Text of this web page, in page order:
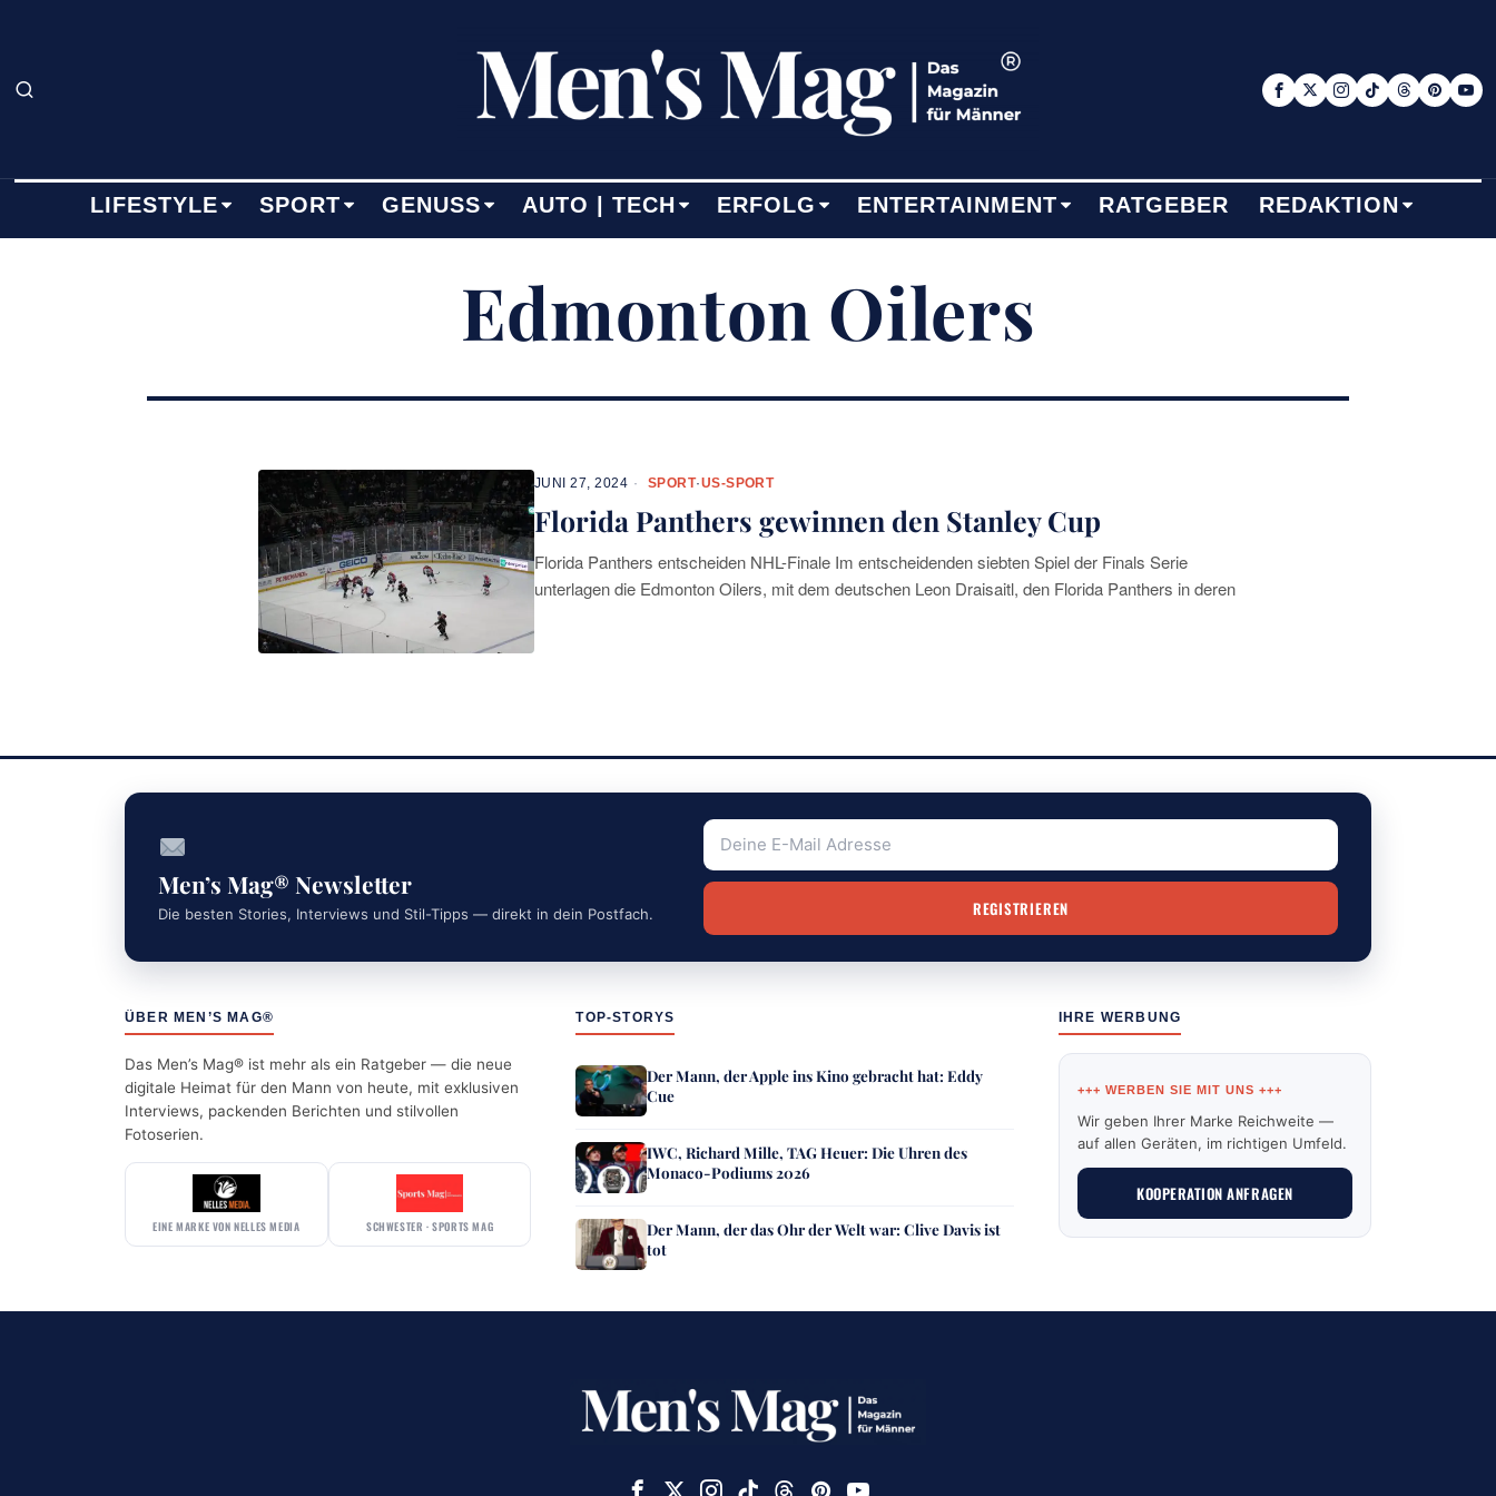
LIFESTYLE SPORT GENUSS AUTO | TECH ERFOLG ENTERTAINMENT RATGEBER REDAKTION
Edmonton Oilers
Florida Panthers gewinnen den Stanley Cup
JUNI 27, 2024 SPORT·US-SPORT
Florida Panthers entscheiden NHL-Finale Im entscheidenden siebten Spiel der Finals Serie
unterlagen die Edmonton Oilers, mit dem deutschen Leon Draisaitl, den Florida Panthers in deren
Men’s Mag® Newsletter
Die besten Stories, Interviews und Stil-Tipps — direkt in dein Postfach.
ÜBER MEN’S MAG®
Das Men’s Mag® ist mehr als ein Ratgeber — die neue
digitale Heimat für den Mann von heute, mit exklusiven
Interviews, packenden Berichten und stilvollen
Fotoserien.
EINE MARKE VON NELLES MEDIA SCHWESTER · SPORTS MAG
TOP-STORYS
Der Mann, der Apple ins Kino gebracht hat: Eddy
Cue
IWC, Richard Mille, TAG Heuer: Die Uhren des
Monaco-Podiums 2026
Der Mann, der das Ohr der Welt war: Clive Davis ist
tot
IHRE WERBUNG
+++ WERBEN SIE MIT UNS +++
Wir geben Ihrer Marke Reichweite —
auf allen Geräten, im richtigen Umfeld.
KOOPERATION ANFRAGEN